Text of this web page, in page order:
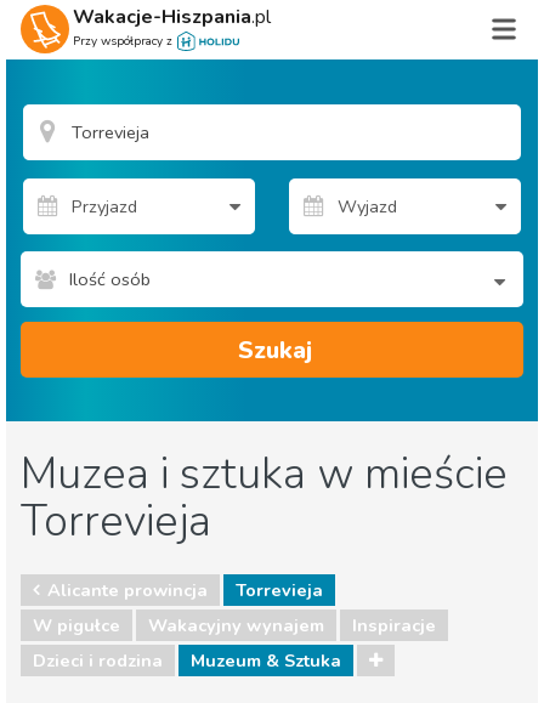
Wakacje-Hiszpania.pl
Przy współpracy z
Ilość osób
Szukaj
Muzea i sztuka w mieście
Torrevieja
Alicante prowincja
Torrevieja
W pigułce
Wakacyjny wynajem
Inspiracje
Dzieci i rodzina
Muzeum & Sztuka